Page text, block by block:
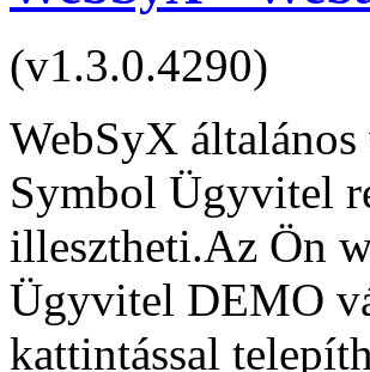
(v1.3.0.4290)
WebSyX általános
Symbol Ügyvitel
illesztheti.Az Ön
Ügyvitel DEMO
kattintással